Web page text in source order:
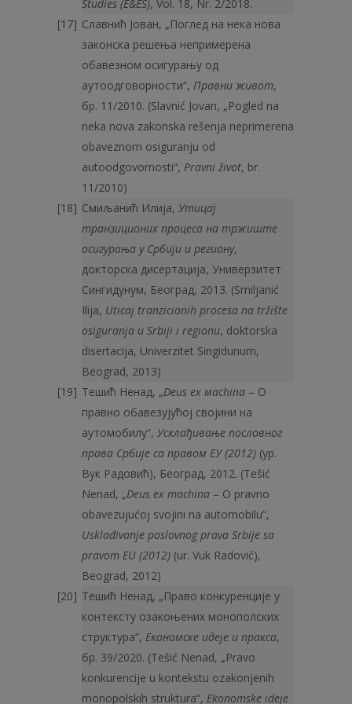
Studies (E&ES), Vol. 18, Nr. 2/2018.
Славнић Јован, „Поглед на нека нова
законска решења непримерена
обавезном осигурању од
аутоодговорности“, Правни живот,
бр. 11/2010. (Slavnić Jovan, „Pogled na
neka nova zakonska rešenja neprimerena
obaveznom osiguranju od
autoodgovornosti“, Pravni život, br.
11/2010)
Смиљанић Илија, Утицај
транзиционих процеса на тржиште
осигурања у Србији и региону,
докторска дисертација, Универзитет
Сингидунум, Београд, 2013. (Smiljanić
Ilija, Uticaj tranzicionih procesa na tržište
osiguranja u Srbiji i regionu, doktorska
disertacija, Univerzitet Singidunum,
Beograd, 2013)
Тешић Ненад, „Deus ex мachina – О
правно обавезујућој својини на
аутомобилу“, Усклађивање пословног
права Србије са правом ЕУ (2012) (ур.
Вук Радовић), Београд, 2012. (Tešić
Nenad, „Deus ex machina – O pravno
obavezujućoj svojini na automobilu“,
Usklađivanje poslovnog prava Srbije sa
pravom EU (2012) (ur. Vuk Radović),
Beograd, 2012)
Тешић Ненад, „Право конкуренције у
контексту озакоњених монополских
структура“, Економске идеје и пракса,
бр. 39/2020. (Tešić Nenad, „Pravo
konkurencije u kontekstu ozakonjenih
monopolskih struktura“, Ekonomske ideje